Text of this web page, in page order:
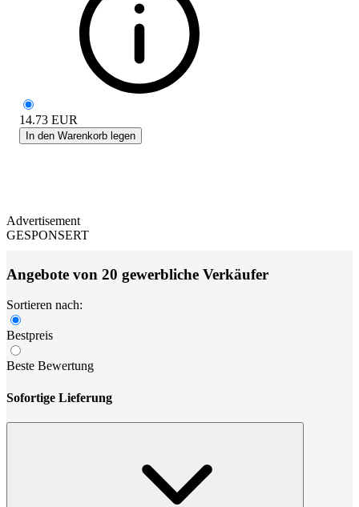
14.73 EUR
In den Warenkorb legen
Advertisement
GESPONSERT
Angebote von 20 gewerbliche Verkäufer
Sortieren nach:
Bestpreis
Beste Bewertung
Sofortige Lieferung